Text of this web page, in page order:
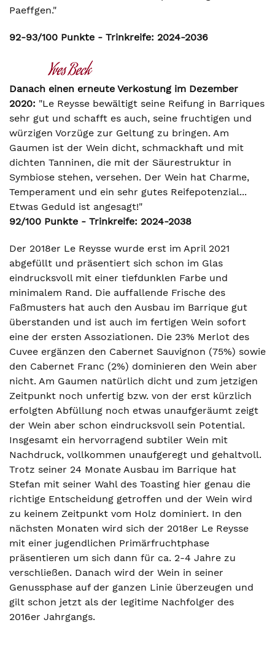
Paeffgen."
92-93/100 Punkte - Trinkreife: 2024-2036
Danach einen erneute Verkostung im Dezember
2020: "Le Reysse bewältigt seine Reifung in Barriques
sehr gut und schafft es auch, seine fruchtigen und
würzigen Vorzüge zur Geltung zu bringen. Am
Gaumen ist der Wein dicht, schmackhaft und mit
dichten Tanninen, die mit der Säurestruktur in
Symbiose stehen, versehen. Der Wein hat Charme,
Temperament und ein sehr gutes Reifepotenzial...
Etwas Geduld ist angesagt!"
92/100 Punkte - Trinkreife: 2024-2038
Der 2018er Le Reysse wurde erst im April 2021
abgefüllt und präsentiert sich schon im Glas
eindrucksvoll mit einer tiefdunklen Farbe und
minimalem Rand. Die auffallende Frische des
Faßmusters hat auch den Ausbau im Barrique gut
überstanden und ist auch im fertigen Wein sofort
eine der ersten Assoziationen. Die 23% Merlot des
Cuvee ergänzen den Cabernet Sauvignon (75%) sowie
den Cabernet Franc (2%) dominieren den Wein aber
nicht. Am Gaumen natürlich dicht und zum jetzigen
Zeitpunkt noch unfertig bzw. von der erst kürzlich
erfolgten Abfüllung noch etwas unaufgeräumt zeigt
der Wein aber schon eindrucksvoll sein Potential.
Insgesamt ein hervorragend subtiler Wein mit
Nachdruck, vollkommen unaufgeregt und gehaltvoll.
Trotz seiner 24 Monate Ausbau im Barrique hat
Stefan mit seiner Wahl des Toasting hier genau die
richtige Entscheidung getroffen und der Wein wird
zu keinem Zeitpunkt vom Holz dominiert. In den
nächsten Monaten wird sich der 2018er Le Reysse
mit einer jugendlichen Primärfruchtphase
präsentieren um sich dann für ca. 2-4 Jahre zu
verschließen. Danach wird der Wein in seiner
Genussphase auf der ganzen Linie überzeugen und
gilt schon jetzt als der legitime Nachfolger des
2016er Jahrgangs.